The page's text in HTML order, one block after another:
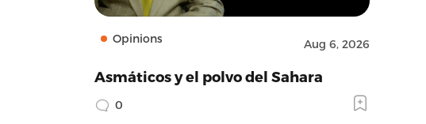
Opinions Aug 6, 2026
Asmáticos y el polvo del Sahara
0